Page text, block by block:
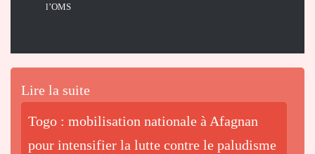
l’OMS
Lire la suite
Togo : mobilisation nationale à Afagnan
pour intensifier la lutte contre le paludisme